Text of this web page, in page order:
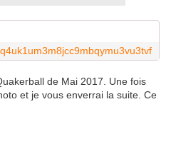
de Mai 2017. Une fois
et je vous enverrai la suite. Ce